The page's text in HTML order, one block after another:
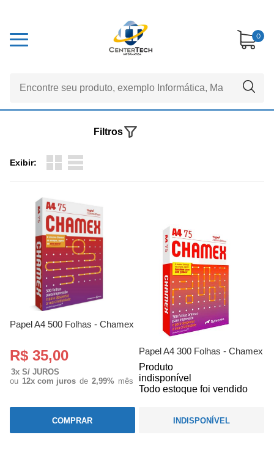
0
Exibir:
Filtros
Papel A4 500 Folhas - Chamex
R$ 35,00
3x S/ JUROS
ou 12x com juros de 2,99% mês
COMPRAR
Papel A4 300 Folhas - Chamex
Produto
indisponível
Todo estoque foi vendido
INDISPONÍVEL